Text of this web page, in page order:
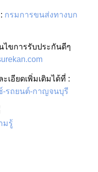
กรมการขนส่งทางบก
ไขการรับประกันดีๆ
เอียดเพิ่มเติมได้ที่ :
-รถยนต์-กาญจนบุรี
มรู้